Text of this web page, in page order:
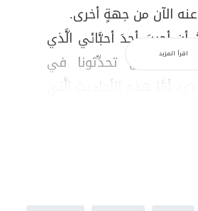
الآن من جهةٍ أخرى.
أجيبَ أحدَ أحبَّائي الَّذي
نريد أن تحدِّثونا في
أمَّا هذه الأحاديث الَّتي
اقرأ المزيد